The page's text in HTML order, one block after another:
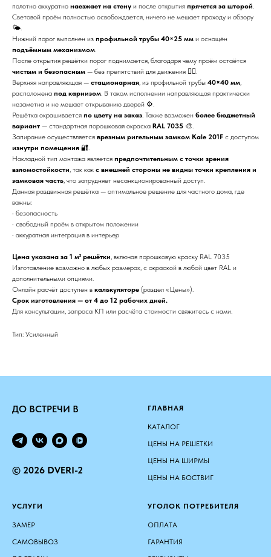
полотно аккуратно наезжает на стену и после открытия прячется за шторой.
Световой проём полностью освобождается, ничего не мешает проходу и обзору
🌤️.
Нижний порог выполнен из профильной трубы 40×25 мм и оснащён
подъёмным механизмом.
После открытия решётки порог поднимается, благодаря чему проём остаётся
чистым и безопасным — без препятствий для движения 🚶‍♂️.
Верхняя направляющая — стационарная, из профильной трубы 40×40 мм,
расположена под карнизом. В таком исполнении направляющая практически
незаметна и не мешает открыванию дверей ⚙️.
Решётка окрашивается по цвету на заказ. Также возможен более бюджетный
вариант — стандартная порошковая окраска RAL 7035 🎨.
Запирание осуществляется врезным ригельным замком Kale 201F с доступом
изнутри помещения 🔐.
Накладной тип монтажа является предпочтительным с точки зрения
взломостойкости, так как с внешней стороны не видны точки крепления и
замковая часть, что затрудняет несанкционированный доступ.
Данная раздвижная решётка — оптимальное решение для частного дома, где
важны:
• безопасность
• свободный проём в открытом положении
• аккуратная интеграция в интерьер
Цена указана за 1 м² решётки, включая порошковую краску RAL 7035
Изготовление возможно в любых размерах, с окраской в любой цвет RAL и
дополнительными опциями.
Онлайн расчёт доступен в калькуляторе (раздел «Цены»).
Срок изготовления — от 4 до 12 рабочих дней.
Для консультации, запроса КП или расчёта стоимости свяжитесь с нами.
Тип: Усиленный
ДО ВСТРЕЧИ В
© 2026 DVERI-2
ГЛАВНАЯ
КАТАЛОГ
ЦЕНЫ НА РЕШЕТКИ
ЦЕНЫ НА ШИРМЫ
ЦЕНЫ НА БОСТВИГ
УСЛУГИ
ЗАМЕР
САМОВЫВОЗ
УГОЛОК ПОТРЕБИТЕЛЯ
ОПЛАТА
ГАРАНТИЯ